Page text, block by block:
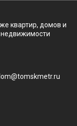
квартир, домов и